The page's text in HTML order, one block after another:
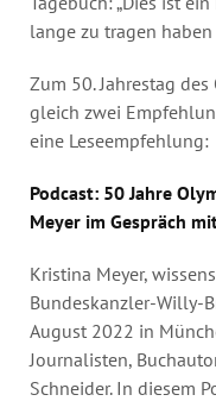
lange zu tragen haben
Zum 50. Jahrestag
gleich zwei
eine Leseempfehlung:
Podcast: 50 Jahre
Meyer im Gespräch
Kristina Meyer,
Bundeskanzler-Willy-
August 2022 in
Journalisten,
Schneider. In diesem